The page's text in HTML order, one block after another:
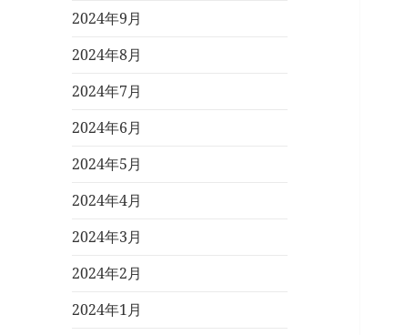
2024年9月
2024年8月
2024年7月
2024年6月
2024年5月
2024年4月
2024年3月
2024年2月
2024年1月